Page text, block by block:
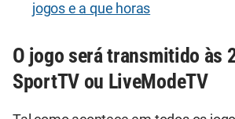
jogos e a que horas
O jogo será transmitido às
SportTV ou LiveModeTV